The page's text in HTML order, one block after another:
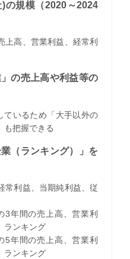
の規模（2020～2024
上高、営業利益、経常利
の売上高や利益等の
ているため「大手以外の
も把握できる
（ランキング）」を
常利益、当期純利益、従
3年間の売上高、営業利
ランキング
5年間の売上高、営業利
ランキング